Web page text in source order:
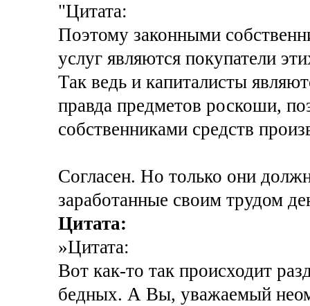
"Цитата:
Поэтому законными
услуг являются покупатели
Так ведь и капиталисты
правда предметов роскоши,
собственниками средств
Согласен. Но только они
заработанные своим трудом
Цитата:
»Цитата:
Вот как-то так происходит
бедных. А Вы, уважаемый